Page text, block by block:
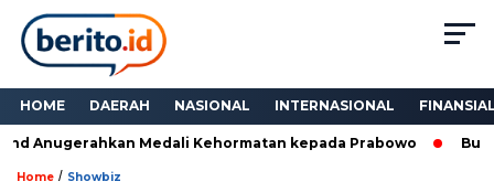
HOME DAERAH NASIONAL INTERNASIONAL
Anugerahkan Medali Kehormatan kepada Prabowo Bukan
Home / Showbiz